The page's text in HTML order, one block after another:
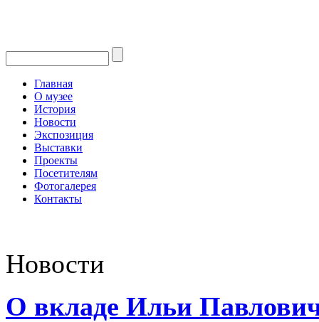
Главная
О музее
История
Новости
Экспозиция
Выставки
Проекты
Посетителям
Фотогалерея
Контакты
Новости
О вкладе Ильи